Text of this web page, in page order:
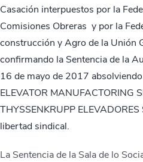
Casación interpuestos por la
Comisiones Obreras y por la
construcción y Agro de la Unión
confirmando la Sentencia de la
16 de mayo de 2017
ELEVATOR MANUFACTORING
THYSSENKRUPP
libertad sindical.
La Sentencia de la Sala de lo